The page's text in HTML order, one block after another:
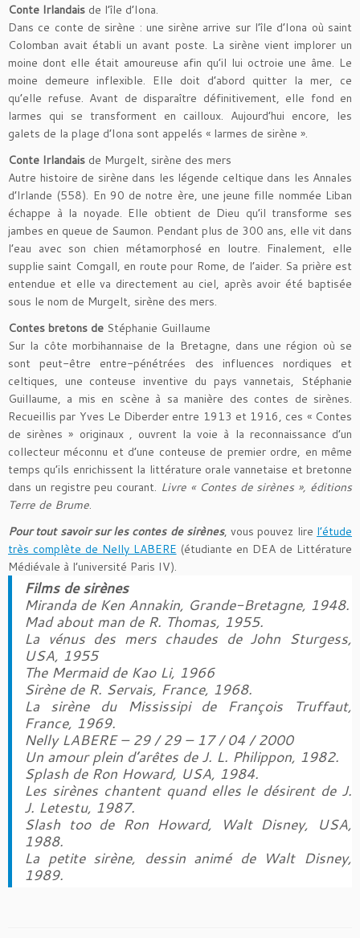
Conte Irlandais de l’île d’Iona.
Dans ce conte de sirène : une sirène arrive sur l’île d’Iona où saint
Colomban avait établi un avant poste. La sirène vient implorer un
moine dont elle était amoureuse afin qu’il lui octroie une âme. Le
moine demeure inflexible. Elle doit d’abord quitter la mer, ce
qu’elle refuse. Avant de disparaître définitivement, elle fond en
larmes qui se transforment en cailloux. Aujourd’hui encore, les
galets de la plage d’Iona sont appelés « larmes de sirène ».
Conte Irlandais de Murgelt, sirène des mers
Autre histoire de sirène dans les légende celtique dans les Annales
d’Irlande (558). En 90 de notre ère, une jeune fille nommée Liban
échappe à la noyade. Elle obtient de Dieu qu’il transforme ses
jambes en queue de Saumon. Pendant plus de 300 ans, elle vit dans
l’eau avec son chien métamorphosé en loutre. Finalement, elle
supplie saint Comgall, en route pour Rome, de l’aider. Sa prière est
entendue et elle va directement au ciel, après avoir été baptisée
sous le nom de Murgelt, sirène des mers.
Contes bretons de Stéphanie Guillaume
Sur la côte morbihannaise de la Bretagne, dans une région où se
sont peut-être entre-pénétrées des influences nordiques et
celtiques, une conteuse inventive du pays vannetais, Stéphanie
Guillaume, a mis en scène à sa manière des contes de sirènes.
Recueillis par Yves Le Diberder entre 1913 et 1916, ces « Contes
de sirènes » originaux , ouvrent la voie à la reconnaissance d’un
collecteur méconnu et d’une conteuse de premier ordre, en même
temps qu’ils enrichissent la littérature orale vannetaise et bretonne
dans un registre peu courant. Livre « Contes de sirènes », éditions
Terre de Brume.
Pour tout savoir sur les contes de sirènes, vous pouvez lire l’étude
très complète de Nelly LABERE (étudiante en DEA de Littérature
Médiévale à l’université Paris IV).
Films de sirènes
Miranda de Ken Annakin, Grande-Bretagne, 1948.
Mad about man de R. Thomas, 1955.
La vénus des mers chaudes de John Sturgess,
USA, 1955
The Mermaid de Kao Li, 1966
Sirène de R. Servais, France, 1968.
La sirène du Mississipi de François Truffaut,
France, 1969.
Nelly LABERE – 29 / 29 – 17 / 04 / 2000
Un amour plein d’arêtes de J. L. Philippon, 1982.
Splash de Ron Howard, USA, 1984.
Les sirènes chantent quand elles le désirent de J.
J. Letestu, 1987.
Slash too de Ron Howard, Walt Disney, USA,
1988.
La petite sirène, dessin animé de Walt Disney,
1989.